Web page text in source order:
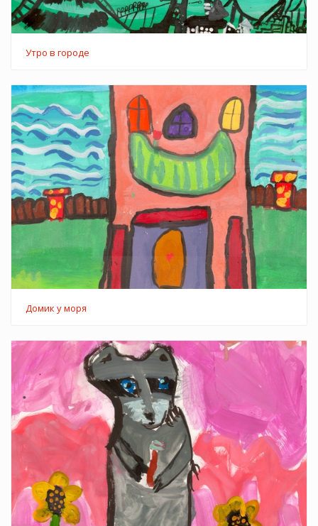
Утро в городе
Домик у моря